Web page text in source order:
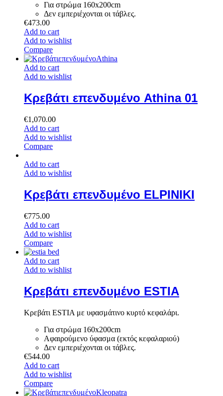
Για στρώμα 160x200cm
Δεν εμπεριέχονται οι τάβλες.
€473.00
Add to cart
Add to wishlist
Compare
Add to cart
Add to wishlist
Κρεβάτι επενδυμένο Athina 01
€1,070.00
Add to cart
Add to wishlist
Compare
Add to cart
Add to wishlist
Κρεβάτι επενδυμένο ELPINIKI
€775.00
Add to cart
Add to wishlist
Compare
Add to cart
Add to wishlist
Κρεβάτι επενδυμένο ESTIA
Κρεβάτι ESTIA με υφασμάτινο κυρτό κεφαλάρι.
Για στρώμα 160x200cm
Αφαιρούμενο ύφασμα (εκτός κεφαλαριού)
Δεν εμπεριέχονται οι τάβλες.
€544.00
Add to cart
Add to wishlist
Compare